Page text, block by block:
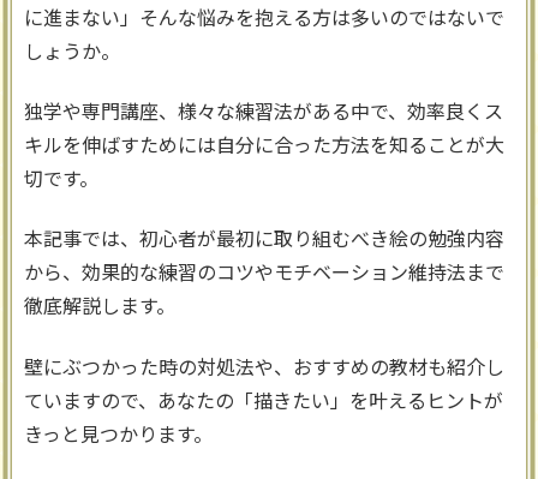
に進まない」そんな悩みを抱える方は多いのではないで
しょうか。
独学や専門講座、様々な練習法がある中で、効率良くス
キルを伸ばすためには自分に合った方法を知ることが大
切です。
本記事では、初心者が最初に取り組むべき絵の勉強内容
から、効果的な練習のコツやモチベーション維持法まで
徹底解説します。
壁にぶつかった時の対処法や、おすすめの教材も紹介し
ていますので、あなたの「描きたい」を叶えるヒントが
きっと見つかります。